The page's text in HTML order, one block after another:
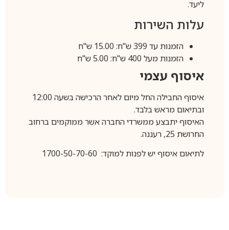
ליעד.
עלות השירות
הזמנות עד 399 ש"ח: 15.00 ש"ח
הזמנות מעל 400 ש"ח: 5.00 ש"ח
איסוף עצמי
איסוף החבילה החל מיום לאחר הרכישה בשעה 12:00
ובתיאום מראש בלבד.
האיסוף יתבצע ממשרדי החברה אשר ממוקמים ברחוב
החרושת 25, רעננה.
לתיאום איסוף יש לפנות למוקד: 1700-50-70-60